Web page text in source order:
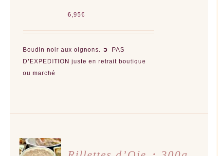
6,95€
Boudin noir aux oignons. ➲
PAS
D'EXPEDITION juste en retrait boutique
ou marché
AJOUTER
AU